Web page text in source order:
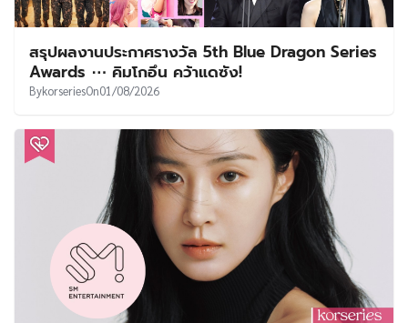
สรุปผลงานประกาศรางวัล 5th Blue Dragon Series
Awards ⋯ คิมโกอึน คว้าแดซัง!
BykorseriesOn01/08/2026